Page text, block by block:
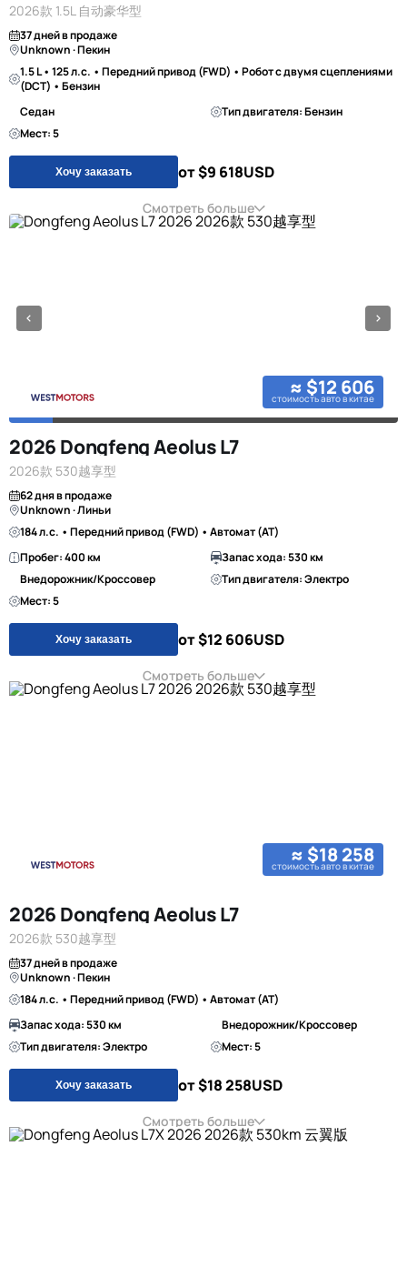
2026款 1.5L 自动豪华型
37 дней в продаже
Unknown · Пекин
1.5 L • 125 л.с. • Передний привод (FWD) • Робот с двумя сцеплениями
(DCT) • Бензин
Седан
Тип двигателя: Бензин
Мест: 5
Хочу заказать от $9 618USD
Смотреть больше
≈ $12 606
стоимость авто в китае
2026 Dongfeng Aeolus L7
2026款 530越享型
62 дня в продаже
Unknown · Линьи
184 л.с. • Передний привод (FWD) • Автомат (AT)
Пробег: 400 км
Запас хода: 530 км
Внедорожник/Кроссовер
Тип двигателя: Электро
Мест: 5
Хочу заказать от $12 606USD
Смотреть больше
≈ $18 258
стоимость авто в китае
2026 Dongfeng Aeolus L7
2026款 530越享型
37 дней в продаже
Unknown · Пекин
184 л.с. • Передний привод (FWD) • Автомат (AT)
Запас хода: 530 км
Внедорожник/Кроссовер
Тип двигателя: Электро
Мест: 5
Хочу заказать от $18 258USD
Смотреть больше